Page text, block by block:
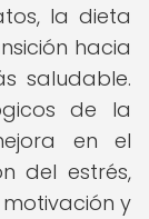
la dieta
hacia
saludable.
de la
en el
del estrés,
y